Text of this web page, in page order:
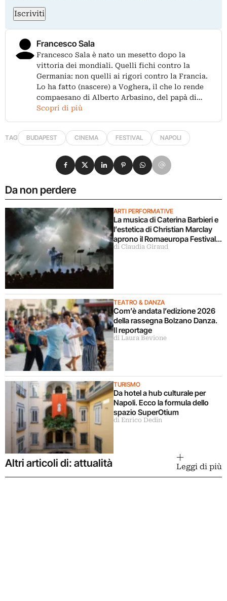
Iscriviti
Francesco Sala
Francesco Sala è nato un mesetto dopo la
vittoria dei mondiali. Quelli fichi contro la
Germania: non quelli ai rigori contro la Francia.
Lo ha fatto (nascere) a Voghera, il che lo rende
compaesano di Alberto Arbasino, del papà di…
Scopri di più
TAG BUDAPEST CINEMA FESTIVAL NAPOLI
Da non perdere
ARTI PERFORMATIVE
La musica di Caterina Barbieri e
l’estetica di Christian Marclay
aprono il Romaeuropa Festival
2026
di Claudia Giraud
TEATRO & DANZA
Com’è andata l’edizione 2026
della rassegna Bolzano Danza.
Il reportage
di Laura Bevione
TURISMO
Da hotel a hub culturale per
Napoli. Ecco la formula dello
spazio SuperOtium
di Enrico Dedin
Condividi su Facebook
Condividi su X
Condividi su LinkedIn
Condividi su Pinterest
Condividi su WhatsApp
Condividi su Email
Altri articoli di: attualità Leggi di più